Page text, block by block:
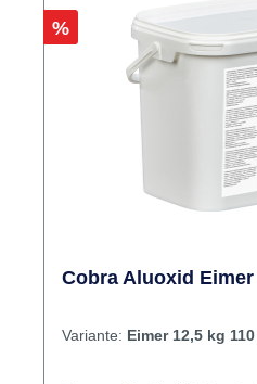
Rabatt
%
Cobra Aluoxid Eimer
Variante: Eimer 12,5 kg